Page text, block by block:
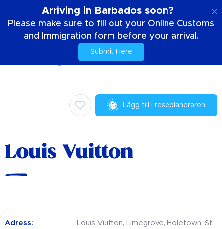
Arriving in Barbados soon?
Please make sure to fill out your Online Customs
and Immigration form before your arrival.
Submit Here
Handla Louis Vuitton
Lägg till i reseplaneraren
Louis Vuitton
Adress:
Louis Vuitton, Limegrove, Holetown, St.